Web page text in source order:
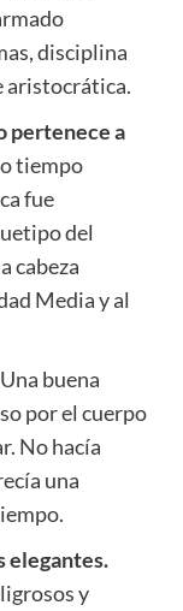
disciplina
aristocrática.
pertenece a
tiempo
fue
del
cabeza
Media y al
buena
por el cuerpo
No hacía
una
elegantes.
y